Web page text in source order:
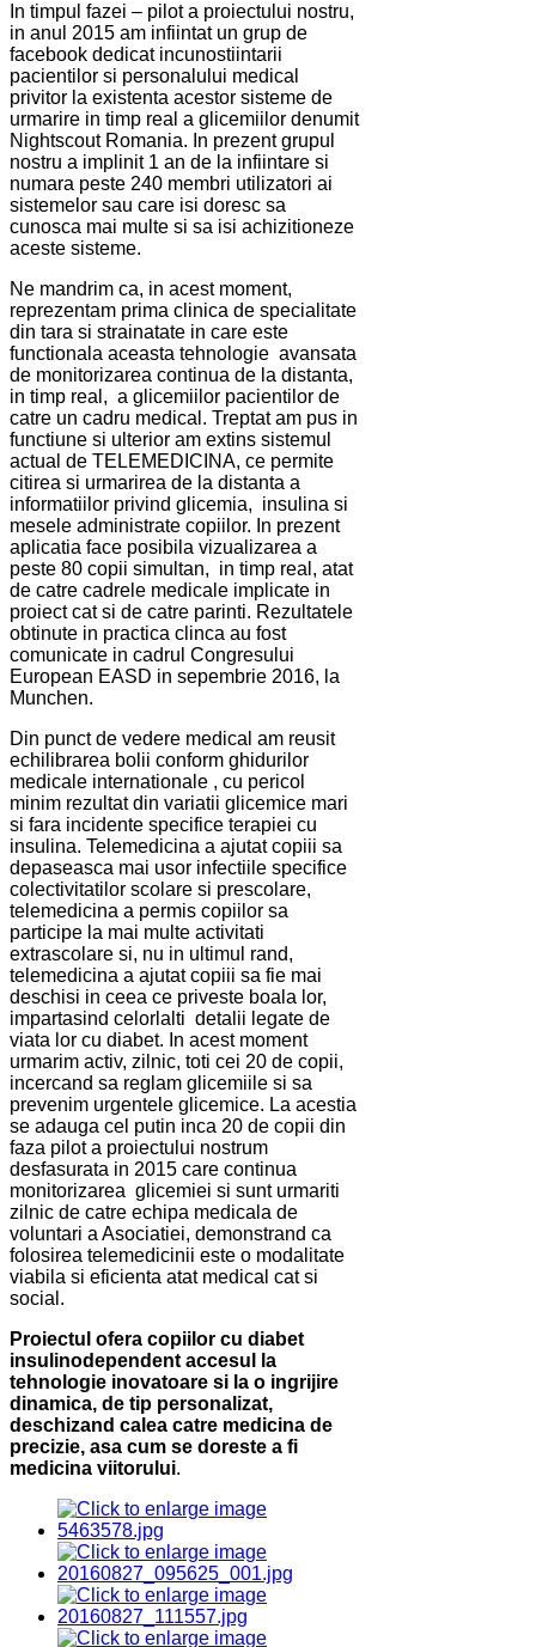
In timpul fazei – pilot a proiectului nostru,
in anul 2015 am infiintat un grup de
facebook dedicat incunostiintarii
pacientilor si personalului medical
privitor la existenta acestor sisteme de
urmarire in timp real a glicemiilor denumit
Nightscout Romania. In prezent grupul
nostru a implinit 1 an de la infiintare si
numara peste 240 membri utilizatori ai
sistemelor sau care isi doresc sa
cunosca mai multe si sa isi achizitioneze
aceste sisteme.
Ne mandrim ca, in acest moment,
reprezentam prima clinica de specialitate
din tara si strainatate in care este
functionala aceasta tehnologie avansata
de monitorizarea continua de la distanta,
in timp real, a glicemiilor pacientilor de
catre un cadru medical. Treptat am pus in
functiune si ulterior am extins sistemul
actual de TELEMEDICINA, ce permite
citirea si urmarirea de la distanta a
informatiilor privind glicemia, insulina si
mesele administrate copiilor. In prezent
aplicatia face posibila vizualizarea a
peste 80 copii simultan, in timp real, atat
de catre cadrele medicale implicate in
proiect cat si de catre parinti. Rezultatele
obtinute in practica clinca au fost
comunicate in cadrul Congresului
European EASD in sepembrie 2016, la
Munchen.
Din punct de vedere medical am reusit
echilibrarea bolii conform ghidurilor
medicale internationale , cu pericol
minim rezultat din variatii glicemice mari
si fara incidente specifice terapiei cu
insulina. Telemedicina a ajutat copiii sa
depaseasca mai usor infectiile specifice
colectivitatilor scolare si prescolare,
telemedicina a permis copiilor sa
participe la mai multe activitati
extrascolare si, nu in ultimul rand,
telemedicina a ajutat copiii sa fie mai
deschisi in ceea ce priveste boala lor,
impartasind celorlalti detalii legate de
viata lor cu diabet. In acest moment
urmarim activ, zilnic, toti cei 20 de copii,
incercand sa reglam glicemiile si sa
prevenim urgentele glicemice. La acestia
se adauga cel putin inca 20 de copii din
faza pilot a proiectului nostrum
desfasurata in 2015 care continua
monitorizarea glicemiei si sunt urmariti
zilnic de catre echipa medicala de
voluntari a Asociatiei, demonstrand ca
folosirea telemedicinii este o modalitate
viabila si eficienta atat medical cat si
social.
Proiectul ofera copiilor cu diabet
insulinodependent accesul la
tehnologie inovatoare si la o ingrijire
dinamica, de tip personalizat,
deschizand calea catre medicina de
precizie, asa cum se doreste a fi
medicina viitorului.